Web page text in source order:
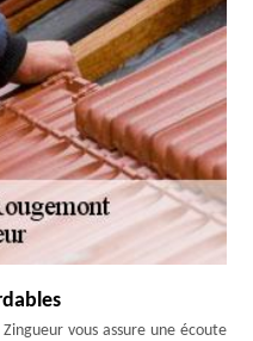
vous assure une écoute